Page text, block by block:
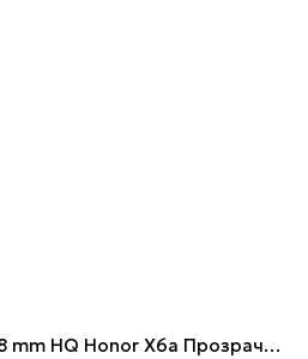
Чехол WXD Силикон 0.8 mm HQ Honor X6a Прозрачный